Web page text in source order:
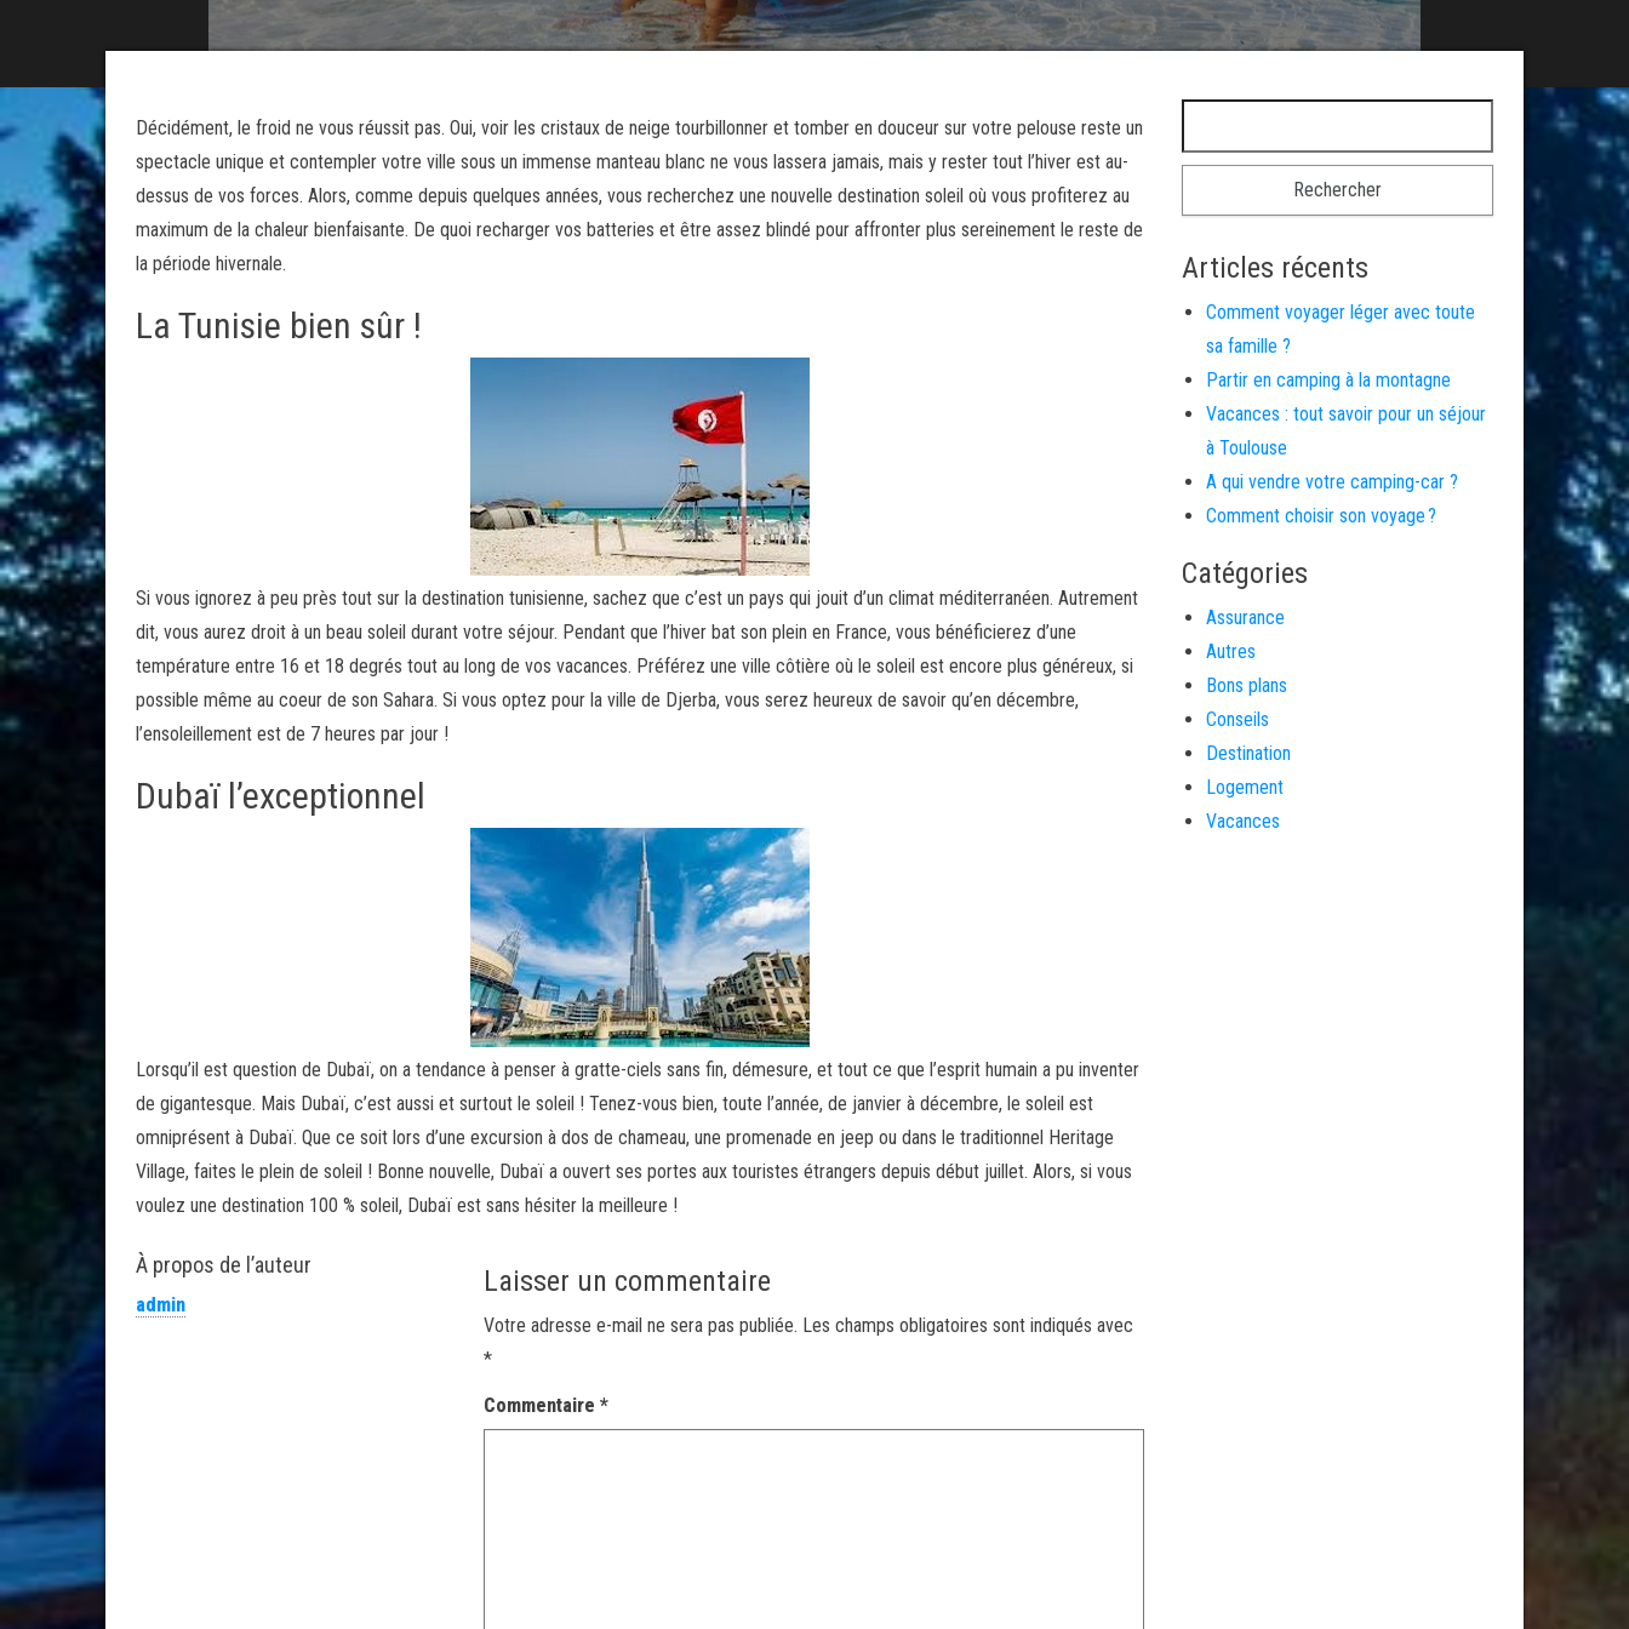
Décidément, le froid ne vous réussit pas. Oui, voir les cristaux de neige tourbillonner et tomber en douceur sur votre pelouse reste un
spectacle unique et contempler votre ville sous un immense manteau blanc ne vous lassera jamais, mais y rester tout l’hiver est au-
dessus de vos forces. Alors, comme depuis quelques années, vous recherchez une nouvelle destination soleil où vous profiterez au
maximum de la chaleur bienfaisante. De quoi recharger vos batteries et être assez blindé pour affronter plus sereinement le reste de
la période hivernale.
La Tunisie bien sûr !
Si vous ignorez à peu près tout sur la destination tunisienne, sachez que c’est un pays qui jouit d’un climat méditerranéen. Autrement
dit, vous aurez droit à un beau soleil durant votre séjour. Pendant que l’hiver bat son plein en France, vous bénéficierez d’une
température entre 16 et 18 degrés tout au long de vos vacances. Préférez une ville côtière où le soleil est encore plus généreux, si
possible même au coeur de son Sahara. Si vous optez pour la ville de Djerba, vous serez heureux de savoir qu’en décembre,
l’ensoleillement est de 7 heures par jour !
Dubaï l’exceptionnel
Lorsqu’il est question de Dubaï, on a tendance à penser à gratte-ciels sans fin, démesure, et tout ce que l’esprit humain a pu inventer
de gigantesque. Mais Dubaï, c’est aussi et surtout le soleil ! Tenez-vous bien, toute l’année, de janvier à décembre, le soleil est
omniprésent à Dubaï. Que ce soit lors d’une excursion à dos de chameau, une promenade en jeep ou dans le traditionnel Heritage
Village, faites le plein de soleil ! Bonne nouvelle, Dubaï a ouvert ses portes aux touristes étrangers depuis début juillet. Alors, si vous
voulez une destination 100 % soleil, Dubaï est sans hésiter la meilleure !
À propos de l’auteur
admin
Laisser un commentaire
Votre adresse e-mail ne sera pas publiée. Les champs obligatoires sont indiqués avec
*
Commentaire*
Articles récents
Comment voyager léger avec toute
sa famille ?
Partir en camping à la montagne
Vacances : tout savoir pour un séjour
à Toulouse
A qui vendre votre camping-car ?
Comment choisir son voyage ?
Catégories
Assurance
Autres
Bons plans
Conseils
Destination
Logement
Vacances